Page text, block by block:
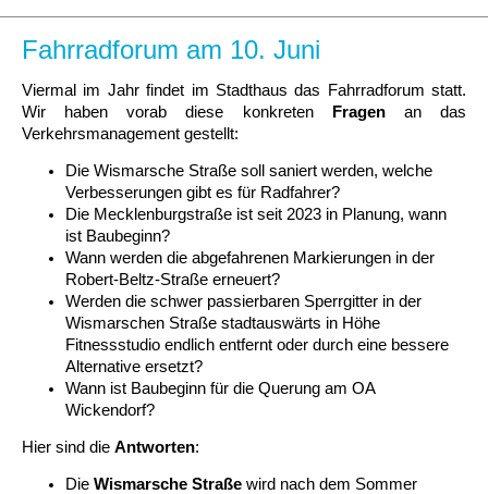
Fahrradforum am 10. Juni
Viermal im Jahr findet im Stadthaus das Fahrradforum statt.
Wir haben vorab diese konkreten Fragenan das
Verkehrsmanagement gestellt:
Die Wismarsche Straße soll saniert werden, welche
Verbesserungen gibt es für Radfahrer?
Die Mecklenburgstraße ist seit 2023 in Planung, wann
ist Baubeginn?
Wann werden die abgefahrenen Markierungen in der
Robert-Beltz-Straße erneuert?
Werden die schwer passierbaren Sperrgitter in der
Wismarschen Straße stadtauswärts in Höhe
Fitnessstudio endlich entfernt oder durch eine bessere
Alternative ersetzt?
Wann ist Baubeginn für die Querung am OA
Wickendorf?
Hier sind die Antworten:
Die Wismarsche Straße wird nach dem Sommer